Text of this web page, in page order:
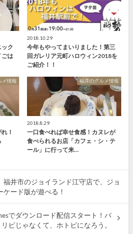
ク
ごは
2018.10.29
今年もやってまいりました！第三
回ガレリア元町ハロウィン2018を
ご紹介！！
メ情報
！
福井のグルメ情報
2018.8.29
一口食べれば幸せ食感！カヌレが
食べられるお店「カフェ・シ・テ
ール」に行って来…
福井市のジョイランド江守店で、ジョ
ード版が遊べる！
でダウンロード配信スタート！パ
リピじゃなくて、ホトピになろう。